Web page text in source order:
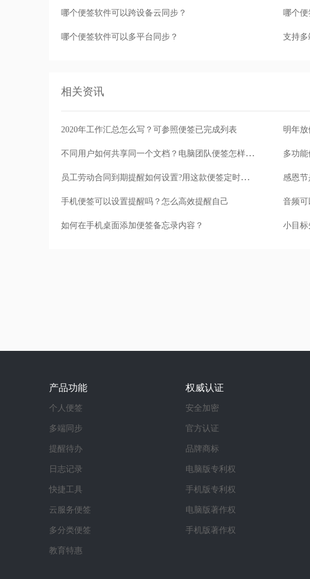
哪个便签软件可以跨设备云同步？ 哪个便
哪个便签软件可以多平台同步？ 支持多
相关资讯
2020年工作汇总怎么写？可参照便签已完成列表 明年
不同用户如何共享同一个文档？电脑团队便签怎样实现文档共享 多功
员工劳动合同到期提醒如何设置?用这款便签定时提醒就可以了
手机便签可以设置提醒吗？怎么高效提醒自己
如何在手机桌面添加便签备忘录内容？
产品功能
个人便签
多端同步
提醒待办
日志记录
快捷工具
云服务便签
多分类便签
教育特惠
权威认证
安全加密
官方认证
品牌商标
电脑版专利权
手机版专利权
电脑版著作权
手机版著作权